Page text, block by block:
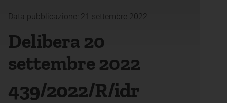
Data pubblicazione: 21 settembre 2022
Delibera 20
settembre 2022
439/2022/R/idr